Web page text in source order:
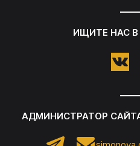
ИЩИТЕ НАС В
АДМИНИСТРАТОР